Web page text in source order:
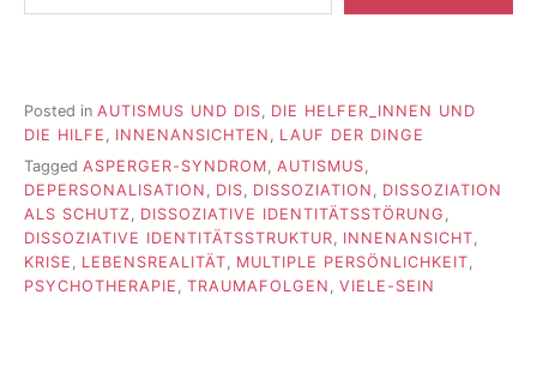
Posted in AUTISMUS UND DIS
DIE HELFER_INNEN UND
DIE HILFE
INNENANSICHTEN
LAUF DER DINGE
Tagged ASPERGER-SYNDROM, AUTISMUS,
DEPERSONALISATION , DIS, DISSOZIATION , DISSOZIATION
ALS SCHUTZ, DISSOZIATIVE IDENTITÄTSSTÖRUNG ,
DISSOZIATIVE IDENTITÄTSSTRUKTUR, INNENANSICHT,
KRISE , LEBENSREALITÄT, MULTIPLE PERSÖNLICHKEIT,
PSYCHOTHERAPIE , TRAUMAFOLGEN , VIELE-SEIN